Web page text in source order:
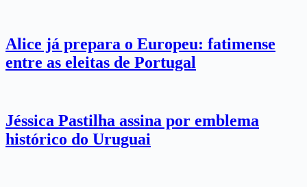
Alice já prepara o Europeu: fatimense
entre as eleitas de Portugal
Jéssica Pastilha assina por emblema
histórico do Uruguai